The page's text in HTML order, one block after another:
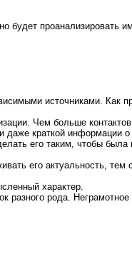
будет проанализировать
источниками. Как
Чем больше
краткой информации о
его таким, чтобы
его актуальность,
характер.
разного рода.